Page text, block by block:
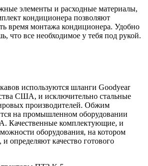
элементы и расходные материалы,
кондиционера позволяют
время монтажа кондиционера. Удобно
что все необходимое у тебя под рукой.
используются шланги Goodyear
США, и исключительно стальные
производителей. Обжим
на промышленном оборудовании
комплектующие, и
оборудования, на котором
и определяют качество готового